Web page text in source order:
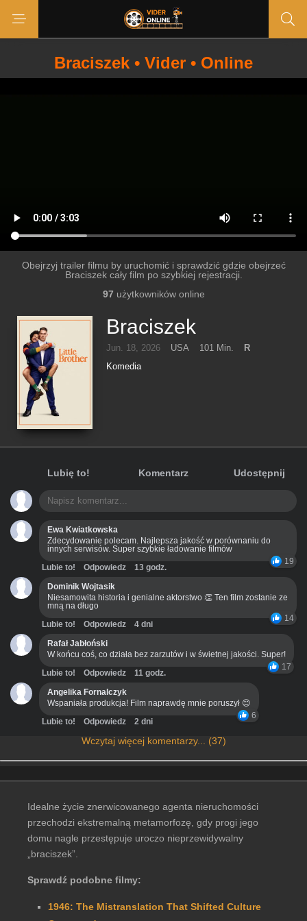
Braciszek • Vider • Online
Obejrzyj trailer filmu by uruchomić i sprawdzić gdzie obejrzeć
Braciszek cały film po szybkiej rejestracji.
97 użytkowników online
Braciszek
Jun. 18, 2026 USA 101 Min.
R
Komedia
Lubię to! Komentarz Udostępnij
Ewa Kwiatkowska
Zdecydowanie polecam. Najlepsza jakość w porównaniu do
innych serwisów. Super szybkie ładowanie filmów
19
Lubie to! Odpowiedz
13 godz.
Dominik Wojtasik
Niesamowita historia i genialne aktorstwo 👏 Ten film zostanie ze
mną na długo
14
Lubie to! Odpowiedz
4 dni
Rafał Jabłoński
W końcu coś, co działa bez zarzutów i w świetnej jakości. Super!
17
Lubie to! Odpowiedz
11 godz.
Angelika Fornalczyk
Wspaniała produkcja! Film naprawdę mnie poruszył 😊
6
Lubie to! Odpowiedz 2 dni
Wczytaj więcej komentarzy... (37)
Idealne życie znerwicowanego agenta nieruchomości
przechodzi ekstremalną metamorfozę, gdy progi jego
domu nagle przestępuje uroczo nieprzewidywalny
„braciszek”.
Sprawdź podobne filmy:
1946: The Mistranslation That Shifted Culture